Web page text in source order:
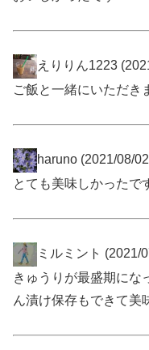
えりりん1223
ご飯と一緒にいただき
haruno (2021/08/
とても美味しかったで
ミルミント (2021/
きゅうりが最盛期にな
ん漬け保存もできて美